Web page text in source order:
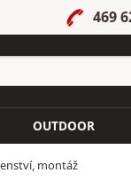
469
OUTDOOR
montáž